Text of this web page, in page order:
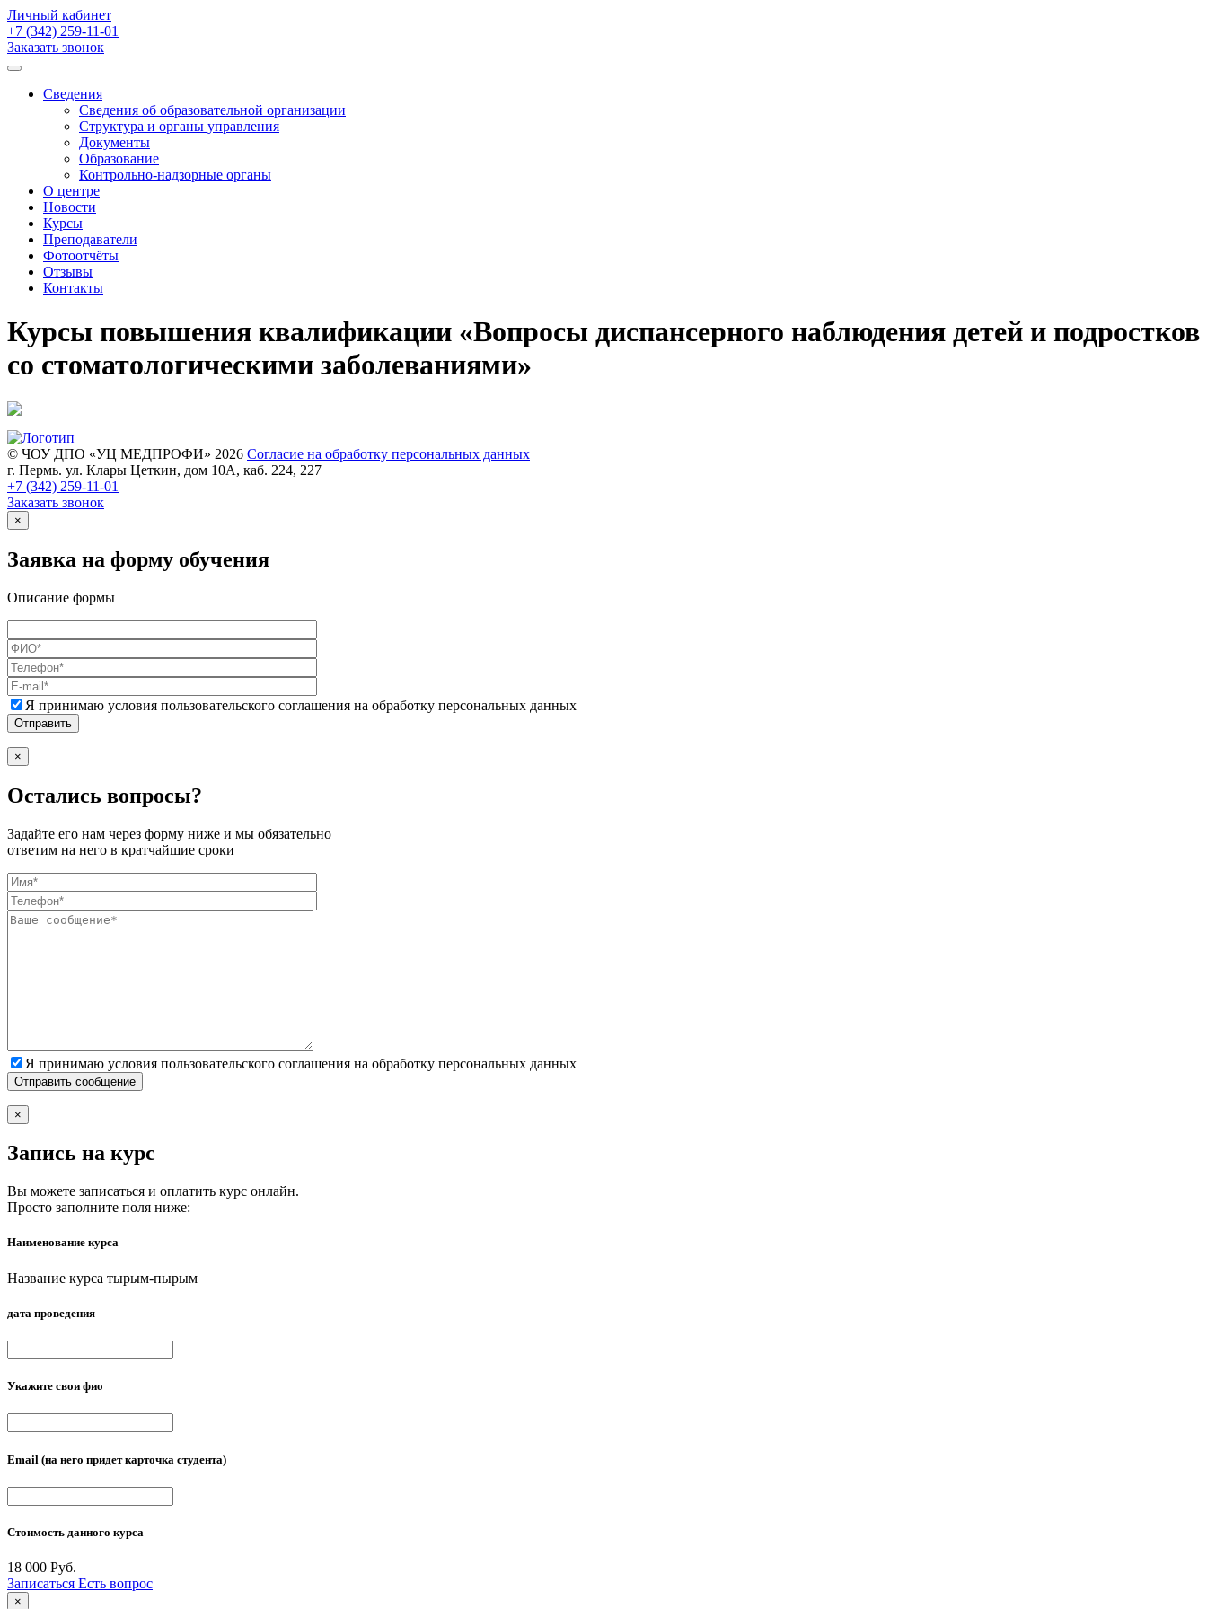
Личный кабинет
+7 (342) 259-11-01
Заказать звонок
Сведения
Сведения об образовательной организации
Структура и органы управления
Документы
Образование
Контрольно-надзорные органы
О центре
Новости
Курсы
Преподаватели
Фотоотчёты
Отзывы
Контакты
Курсы повышения квалификации «Вопросы диспансерного наблюдения детей и подростков
со стоматологическими заболеваниями»
© ЧОУ ДПО «УЦ МЕДПРОФИ» 2026 Согласие на обработку персональных данных
г. Пермь. ул. Клары Цеткин, дом 10А, каб. 224, 227
+7 (342) 259-11-01
Заказать звонок
×
Заявка на форму обучения
Описание формы
Я принимаю условия пользовательского соглашения на обработку персональных данных
×
Остались вопросы?
Задайте его нам через форму ниже и мы обязательно
ответим на него в кратчайшие сроки
Я принимаю условия пользовательского соглашения на обработку персональных данных
×
Запись на курс
Вы можете записаться и оплатить курс онлайн.
Просто заполните поля ниже:
Наименование курса
Название курса тырым-пырым
дата проведения
Укажите свои фио
Email (на него придет карточка студента)
Стоимость данного курса
18 000 Руб.
Записаться Есть вопрос
×